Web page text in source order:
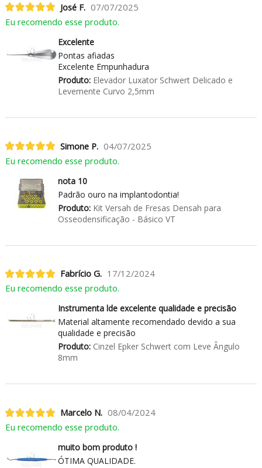
José F. 07/07/2025
Eu recomendo esse produto.
Excelente
Pontas afiadas
Excelente Empunhadura
Produto:Elevador Luxator Schwert Delicado e
Levemente Curvo 2,5mm
Simone P. 04/07/2025
Eu recomendo esse produto.
nota 10
Padrão ouro na implantodontia!
Produto:Kit Versah de Fresas Densah para
Osseodensificação - Básico VT
Fabrício G. 17/12/2024
Eu recomendo esse produto.
Instrumenta lde excelente qualidade e precisão
Material altamente recomendado devido a sua
qualidade e precisão
Produto:Cinzel Epker Schwert com Leve Ângulo
8mm
Marcelo N. 08/04/2024
Eu recomendo esse produto.
muito bom produto !
ÓTIMA QUALIDADE.